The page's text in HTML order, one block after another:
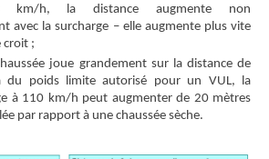
km/h, la distance augmente non
avec la surcharge – elle augmente plus vite
croit ;
joue grandement sur la distance de
du poids limite autorisé pour un VUL, la
à 110 km/h peut augmenter de 20 mètres
par rapport à une chaussée sèche.